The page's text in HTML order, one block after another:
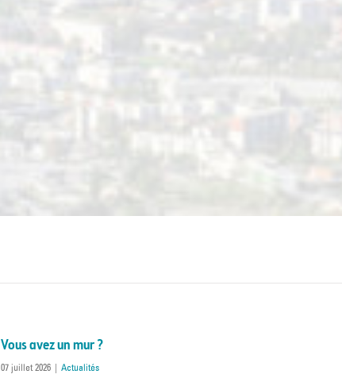
Pas de vacances pour le moustique tigre !
Implanté depuis 2012 sur la ville de Saint-Martin-d’Hères, le
bons gestes pour un métier sans moustique !
Vous avez un mur ?
07 juillet 2026 | Actualités